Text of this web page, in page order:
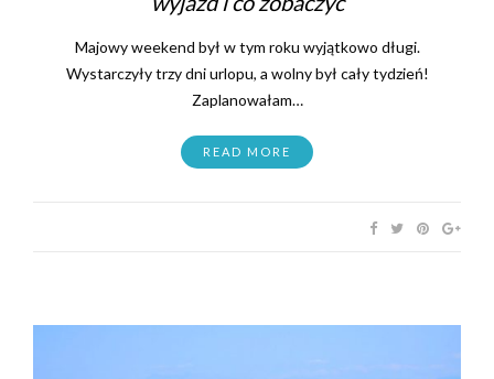
Majowy weekend był w tym roku wyjątkowo długi.
Wystarczyły trzy dni urlopu, a wolny był cały tydzień!
Zaplanowałam…
READ MORE